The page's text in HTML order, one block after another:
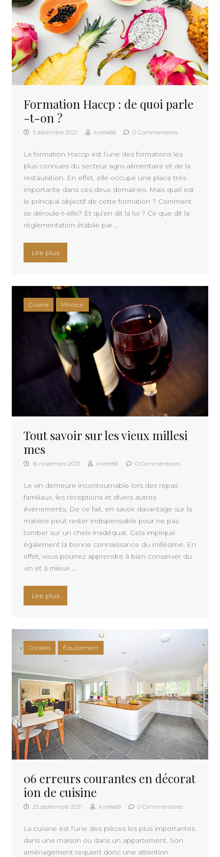
Formation Haccp : de quoi parle
-t-on ?
3 décembre 2021 knelle66 0 Commentaires
La formation Haccp est l’une des formations les
plus connues du secteur agro-alimentaire et de la
restauration. En effet, elle occupe une place très
importante dans ces deux domaines. Mais quel est
le principal objectif de cette formation ? Comment
se déroule-t-elle? Et qu’en dit la loi ? Ce que dit la
réglementation établie par …
Lire plus« Formation Haccp : de quoi parle-t-on ? »
Cuisine Minceur
Tout savoir sur les vieux millesi
mes
16 novembre 2021 knelle66 0 Commentaires
Le vin demeure incontournable lors des repas
familiaux, les réceptions et divers autres
évènements. De ce fait, en savoir davantage sur la
matière peut rester indispensable pour ne pas
tomber sur un choix inadéquat. Cela implique
également la bonne connaissance du millésime. En
effet, vous pourrez apprendre à bien conserver du
vin et à mieux …
Lire plus« Tout savoir sur les vieux millesimes »
Conseils Équipement
06 erreurs courantes en décorat
ion de cuisine
25 septembre 2021 knelle66 0 Commentaires
La cuisine est l’une des pièces les plus importantes
dans une maison ou dans un appartement. Son
aménagement requiert donc une attention